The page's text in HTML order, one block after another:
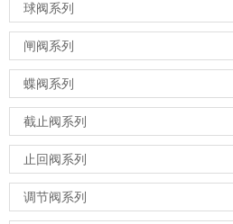
球阀系列
闸阀系列
蝶阀系列
截止阀系列
止回阀系列
调节阀系列